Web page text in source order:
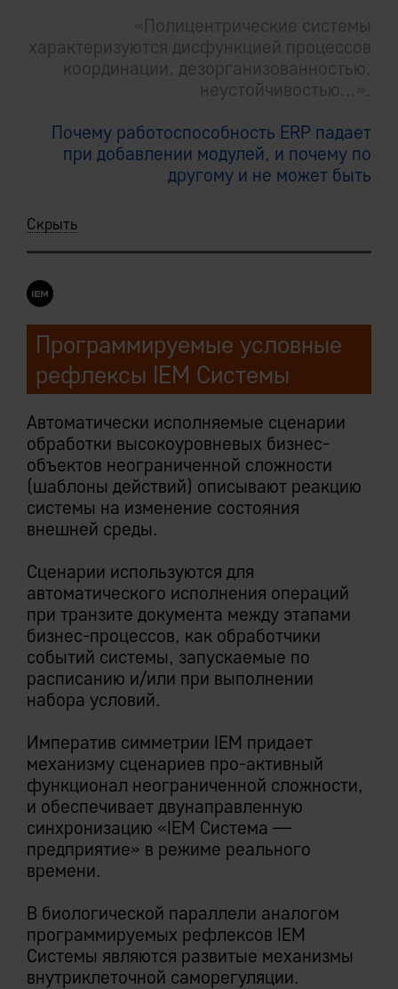
«Полицентрические системы
характеризуются дисфункцией процессов
координации, дезорганизованностью,
неустойчивостью...».
Почему работоспособность ERP падает
при добавлении модулей, и почему по
другому и не может быть
Скрыть
Программируемые условные
рефлексы IEM Системы
Автоматически исполняемые сценарии
обработки высокоуровневых бизнес-
объектов неограниченной сложности
(шаблоны действий) описывают реакцию
системы на изменение состояния
внешней среды.
Сценарии используются для
автоматического исполнения операций
при транзите документа между этапами
бизнес-процессов, как обработчики
событий системы, запускаемые по
расписанию и/или при выполнении
набора условий.
Императив симметрии IEM придает
механизму сценариев про-активный
функционал неограниченной сложности,
и обеспечивает двунаправленную
синхронизацию «IEM Система —
предприятие» в режиме реального
времени.
В биологической параллели аналогом
программируемых рефлексов IEM
Системы являются развитые механизмы
внутриклеточной саморегуляции.